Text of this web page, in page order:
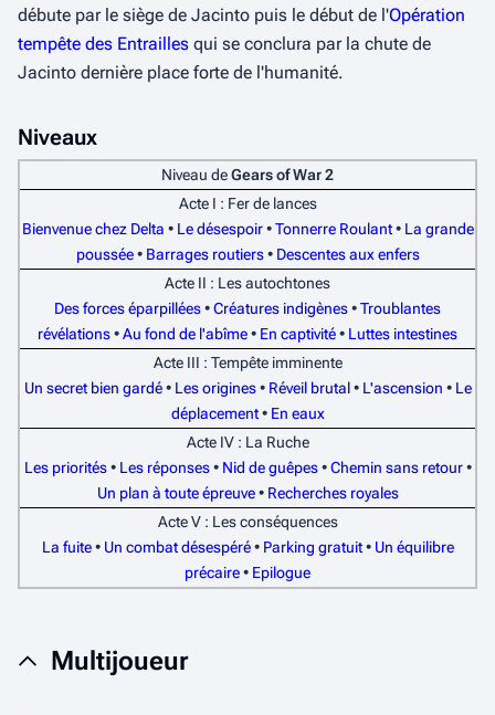
débute par le siège de Jacinto puis le début de l'Opération
tempête des Entrailles qui se conclura par la chute de
Jacinto dernière place forte de l'humanité.
Niveaux
Niveau deGears of War 2
Acte I : Fer de lances
Bienvenue chez Delta • Le désespoir•Tonnerre Roulant• La grande
poussée• Barrages routiers• Descentes aux enfers
Acte II : Les autochtones
Des forces éparpillées•Créatures indigènes•Troublantes
révélations•Au fond de l'abîme• En captivité• Luttes intestines
Acte III : Tempête imminente
Un secret bien gardé• Les origines• Réveil brutal• L'ascension • Le
déplacement• En eaux
Acte IV : La Ruche
Les priorités• Les réponses• Nid de guêpes•Chemin sans retour•
Un plan à toute épreuve• Recherches royales
Acte V : Les conséquences
La fuite• Un combat désespéré• Parking gratuit• Un équilibre
précaire• Epilogue
Multijoueur